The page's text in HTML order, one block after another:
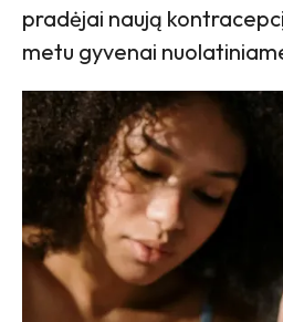
pradėjai naują
metu gyvenai